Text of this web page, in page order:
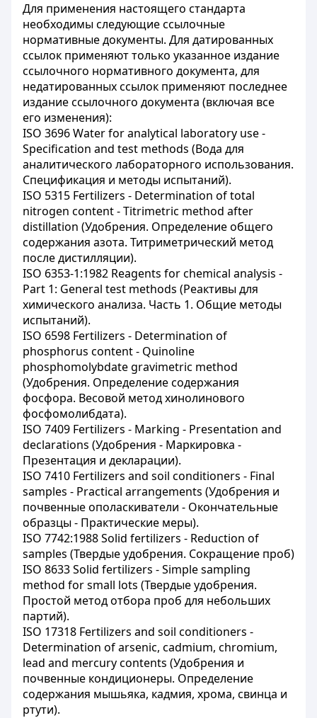
Для применения настоящего стандарта
необходимы следующие ссылочные
нормативные документы. Для датированных
ссылок применяют только указанное издание
ссылочного нормативного документа, для
недатированных ссылок применяют последнее
издание ссылочного документа (включая все
его изменения):
ISO 3696 Water for analytical laboratory use -
Specification and test methods (Вода для
аналитического лабораторного использования.
Спецификация и методы испытаний).
ISO 5315 Fertilizers - Determination of total
nitrogen content - Titrimetric method after
distillation (Удобрения. Определение общего
содержания азота. Титриметрический метод
после дистилляции).
ISO 6353-1:1982 Reagents for chemical analysis -
Part 1: General test methods (Реактивы для
химического анализа. Часть 1. Общие методы
испытаний).
ISO 6598 Fertilizers - Determination of
phosphorus content - Quinoline
phosphomolybdate gravimetric method
(Удобрения. Определение содержания
фосфора. Весовой метод хинолинового
фосфомолибдата).
ISO 7409 Fertilizers - Marking - Presentation and
declarations (Удобрения - Маркировка -
Презентация и декларации).
ISO 7410 Fertilizers and soil conditioners - Final
samples - Practical arrangements (Удобрения и
почвенные ополаскиватели - Окончательные
образцы - Практические меры).
ISO 7742:1988 Solid fertilizers - Reduction of
samples (Твердые удобрения. Сокращение проб)
ISO 8633 Solid fertilizers - Simple sampling
method for small lots (Твердые удобрения.
Простой метод отбора проб для небольших
партий).
ISO 17318 Fertilizers and soil conditioners -
Determination of arsenic, cadmium, chromium,
lead and mercury contents (Удобрения и
почвенные кондиционеры. Определение
содержания мышьяка, кадмия, хрома, свинца и
ртути).